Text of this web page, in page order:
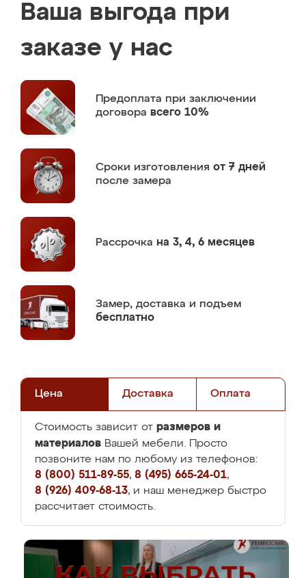
Ваша выгода при
заказе у нас
Предоплата при заключении
договора всего 10%
Сроки изготовления от 7 дней
после замера
Рассрочка на 3, 4, 6 месяцев
Замер, доставка и подъем
бесплатно
Цена Доставка Оплата
Стоимость зависит от размеров и
материалов Вашей мебели. Просто
позвоните нам по любому из телефонов:
8 (800) 511-89-55, 8 (495) 665-24-01,
8 (926) 409-68-13, и наш менеджер быстро
рассчитает стоимость.